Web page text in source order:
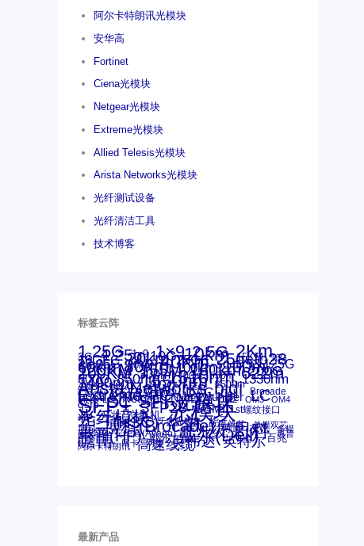
阿尔卡特朗讯光模块
安华高
Fortinet
Ciena光模块
Netgear光模块
Extreme光模块
Allied Telesis光模块
Arista Networks光模块
光纤测试设备
光纤清洁工具
技术博客
标签云阵
1.25G 1x9 1×9 2.5G 2Km
3G 4.25g 10G 10km 15KM 16G
16GFC 20km 25GE 25gsfp28
28.05G 30km 40Km 50m 53.125G
60km 80km 100km 100m
120KM 155M 160km 200G
200KM 300m 400m 550m 622m
800G 850nm 1310nm 1330nm
1490nm 1550nm 2500m
ANBR-1414TZ AOC Arista
Arista Networks bidi Brocade
Cisco CSFP光模块 DAC Dell
Extreme FC Intel Juniper LC
MPO-LC Netgear NVIDIA OM2 OM3 OM4
qsfp SC SFF光模块
SFP+ SFP28 SGMII st螺纹接口
xfp 万兆 交换机 光模块
光纤模块 千兆光模块 华三
华三(H3C) 华为 单模单芯 单模双芯
博科 博科(Brocade) 博通 友讯 多模
安华高 安华高(Avago) 工业级 思科 惠普
惠普(HP) 戴尔 戴尔(Dell) 百兆
瞻博 网卡 网捷 英伟达 英特尔
阿尔卡特朗讯 高速线缆
最新产品